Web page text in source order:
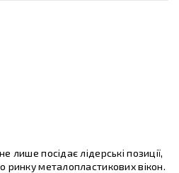
лише посідає лідерські позиції,
ринку металопластикових вікон.